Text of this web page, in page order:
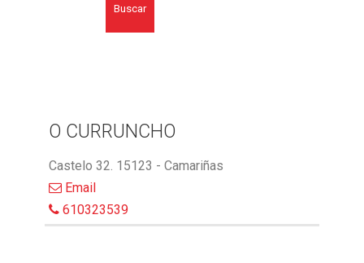
Buscar
O CURRUNCHO
Castelo 32. 15123 - Camariñas
Email
610323539